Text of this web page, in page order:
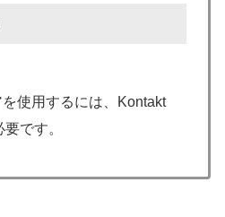
使用するには、Kontakt
です。